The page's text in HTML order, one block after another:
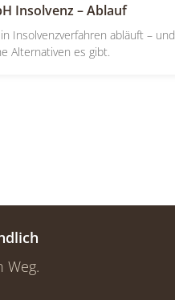
Insolvenz – Ablauf
Insolvenzverfahren abläuft – und
Alternativen es gibt.
Weg.